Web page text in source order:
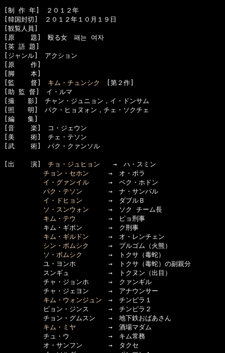
[制 作 年]　２０１２年
[韓国封切]　２０１２年１０月１９日
[観覧人員]
[原    題]　殴る女　패는 여자
[英 語 題]
[ジャンル]　アクション
[原    作]
[脚    本]
[監    督] キム・チュンシク
[第２作]
[助 監 督]　イ・ルマ
[撮　　影]　チャン・ジュニョン，イ・ドンサム
[照　　明]　パク・ヒョヌォン，チェ・ソクチェ
[編　　集]
[音    楽]　コ・ジェウン
[美    術]　チェ・テソン
[武    術]　パク・クァンソル
[出    演] チョ・ジュヒョン →　ハ・スミン
チョン・セホン →　オ・ボラ
イ・グァンイル →　ペク・ホドン
パク・テソン →　ナ・サンパル
イ・ドヒョン →　ダブルＢ
ソ・スンウォン →　ソク チーム長
キム・テウ
→　ピョ刑事
キム・ギボン　　　　→　ク刑事
キム・ギルドン →　オ・レンチェン
シン・ボムシク
→　プルゴム（火熊）
ソ・ボムシク
→　トクサ（毒蛇）
ユ・ヨンホ　　　　　→　トクサ（毒蛇）の副親分
スンギュ　　　　　　→　トクヌン（出目）
チャ・ジョンホ　　　→　クァンギル
チャ・ジェヨン　　　→　アナウンサー
キム・ウォンジュン →　チンピラ１
ピョン・ジンス　　　→　チンピラ２
チョン・グムスン　　→　地下鉄おばあさん
キム・ミヤ →　酒場マダム
チュ・ウ　　　　　　→　キム常務
オ・サンフン　　　　→　タクセ